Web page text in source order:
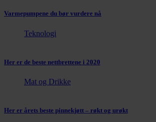
Varmepumpene du bør vurdere nå
Teknologi
Her er de beste nettbrettene i 2020
Mat og Drikke
Her er årets beste pinnekjøtt – røkt og urøkt